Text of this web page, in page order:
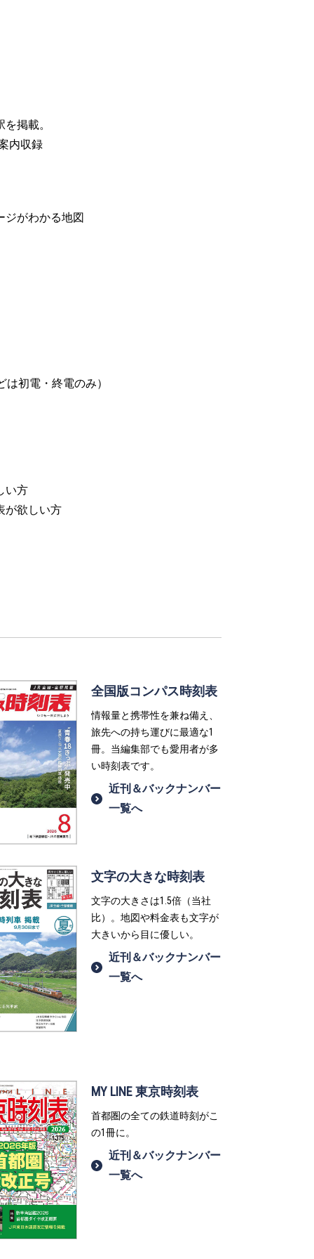
掲載。
内収録
ジがわかる地図
初電・終電のみ）
い方
が欲しい方
全国版コンパス時刻表
情報量と携帯性を兼ね備え、
旅先への持ち運びに最適な1
冊。当編集部でも愛用者が多
い時刻表です。
近刊＆バックナンバー
一覧へ
文字の大きな時刻表
文字の大きさは1.5倍（当社
比）。地図や料金表も文字が
大きいから目に優しい。
近刊＆バックナンバー
一覧へ
MY LINE 東京時刻表
首都圏の全ての鉄道時刻がこ
の1冊に。
近刊＆バックナンバー
一覧へ